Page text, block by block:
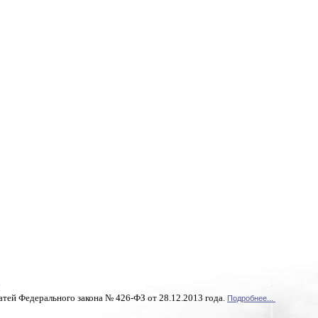
Федерального закона № 426-ФЗ от 28.12.2013 года.
Подробнее...